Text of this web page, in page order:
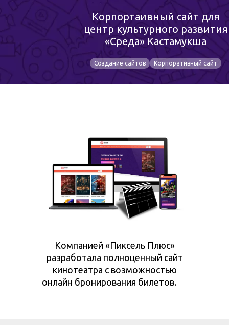
Корпортаивный сайт для
центр культурного развития
«Среда» Кастамукша
Создание сайтов Корпоративный сайт
Компанией «Пиксель Плюс»
разработала полноценный сайт
кинотеатра с возможностью
онлайн бронирования билетов.